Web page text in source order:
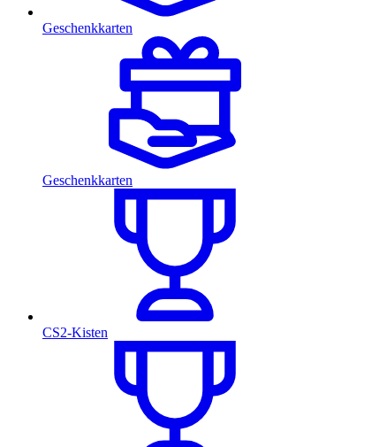
Geschenkkarten
Geschenkkarten
CS2-Kisten